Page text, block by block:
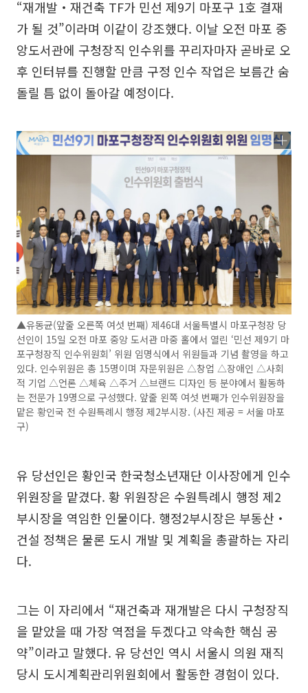
“재개발‧재건축 TF가 민선 제9기 마포구 1호 결재
가 될 것”이라며 이같이 강조했다. 이날 오전 마포 중
앙도서관에 구청장직 인수위를 꾸리자마자 곧바로 오
후 인터뷰를 진행할 만큼 구정 인수 작업은 보름간 숨
돌릴 틈 없이 돌아갈 예정이다.
▲유동균(앞줄 오른쪽 여섯 번째) 제46대 서울특별시 마포구청장 당
선인이 15일 오전 마포 중앙 도서관 마중 홀에서 열린 ‘민선 제9기 마
포구청장직 인수위원회’ 위원 임명식에서 위원들과 기념 촬영을 하고
있다. 인수위원은 총 15명이며 자문위원은 △창업 △장애인 △사회
적 기업 △언론 △체육 △주거 △브랜드 디자인 등 분야에서 활동하
는 전문가 19명으로 구성했다. 앞줄 왼쪽 여섯 번째가 인수위원장을
맡은 황인국 전 수원특례시 행정 제2부시장. (사진 제공 = 서울 마포
구)
유 당선인은 황인국 한국청소년재단 이사장에게 인수
위원장을 맡겼다. 황 위원장은 수원특례시 행정 제2
부시장을 역임한 인물이다. 행정2부시장은 부동산‧
건설 정책은 물론 도시 개발 및 계획을 총괄하는 자리
다.
그는 이 자리에서 “재건축과 재개발은 다시 구청장직
을 맡았을 때 가장 역점을 두겠다고 약속한 핵심 공
약”이라고 말했다. 유 당선인 역시 서울시 의원 재직
당시 도시계획관리위원회에서 활동한 경험이 있다.